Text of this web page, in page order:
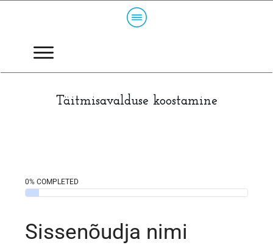
Täitmisavalduse koostamine
0% COMPLETED
Sissenõudja nimi